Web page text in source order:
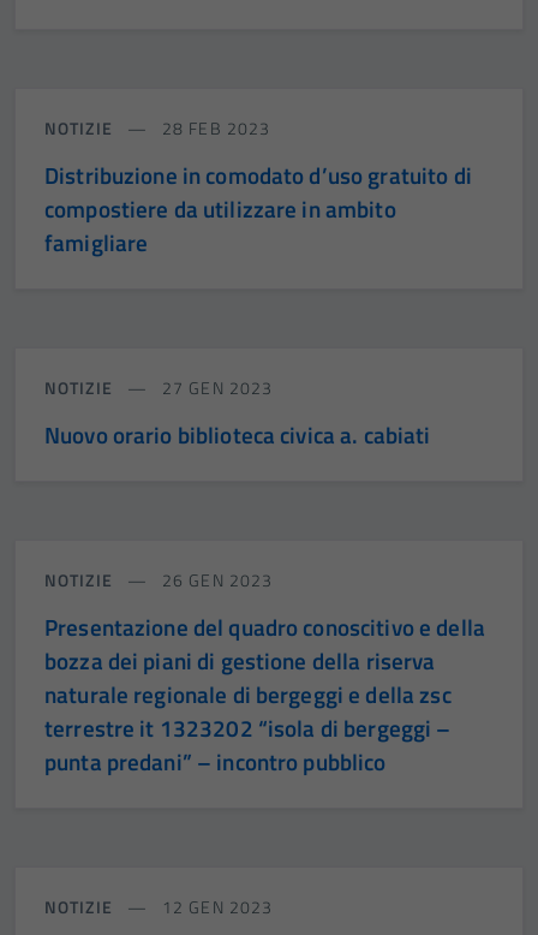
NOTIZIE 28 FEB 2023
Distribuzione in comodato d’uso gratuito di
compostiere da utilizzare in ambito
famigliare
NOTIZIE 27 GEN 2023
Nuovo orario biblioteca civica a. cabiati
NOTIZIE 26 GEN 2023
Presentazione del quadro conoscitivo e della
bozza dei piani di gestione della riserva
naturale regionale di bergeggi e della zsc
terrestre it 1323202 “isola di bergeggi –
punta predani” – incontro pubblico
NOTIZIE 12 GEN 2023